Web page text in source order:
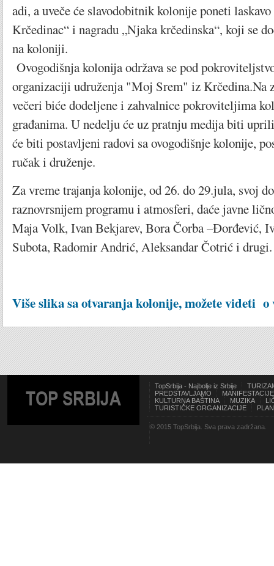
adi, a uveče će slavodobitnik kolonije poneti
Krčedinac“ i nagradu „Njaka krčedinska“, koji se
na koloniji.
Ovogodišnja kolonija održava se pod
organizaciji udruženja "Moj Srem" iz Krčedina.Na
večeri biće dodeljene i zahvalnice pokroviteljima
građanima. U nedelju će uz pratnju medija biti
će biti postavljeni radovi sa ovogodišnje kolonije,
ručak i druženje.
Za vreme trajanja kolonije, od 26. do 29.jula, svoj
raznovrsnijem programu i atmosferi, daće javne
Maja Volk, Ivan Bekjarev, Bora Čorba –Đorđević,
Subota, Radomir Andrić, Aleksandar Čotrić i drugi.
Više slika sa otvaranja kolonije, možete videti o
TOP SRBIJA
TopSrbija - Najbolje iz Srbije
PREDSTAVLJAMO
MANIFESTACIJE
KULTURNA BAŠTINA
MUZIKA
TURISTIČKE ORGANIZACIJE
© 2015 TopSrbija. Sva prava zadržana.